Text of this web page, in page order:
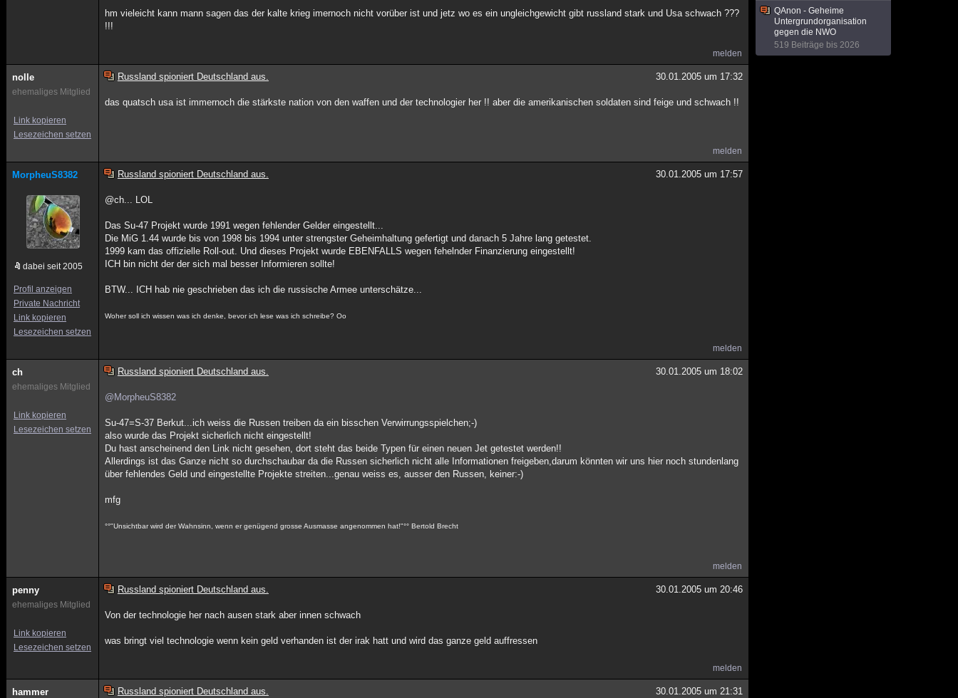
hm vieleicht kann mann sagen das der kalte krieg imernoch nicht vorüber ist und jetz wo es ein ungleichgewicht gibt russland stark und Usa schwach ???
!!!
melden
nolle
ehemaliges Mitglied
Link kopieren
Lesezeichen setzen
Russland spioniert Deutschland aus. 30.01.2005 um 17:32
das quatsch usa ist immernoch die stärkste nation von den waffen und der technologier her !! aber die amerikanischen soldaten sind feige und schwach !!
melden
MorpheuS8382
dabei seit 2005
Profil anzeigen
Private Nachricht
Link kopieren
Lesezeichen setzen
Russland spioniert Deutschland aus. 30.01.2005 um 17:57
@ch... LOL
Das Su-47 Projekt wurde 1991 wegen fehlender Gelder eingestellt...
Die MiG 1.44 wurde bis von 1998 bis 1994 unter strengster Geheimhaltung gefertigt und danach 5 Jahre lang getestet.
1999 kam das offizielle Roll-out. Und dieses Projekt wurde EBENFALLS wegen fehelnder Finanzierung eingestellt!
ICH bin nicht der der sich mal besser Informieren sollte!
BTW... ICH hab nie geschrieben das ich die russische Armee unterschätze...
Woher soll ich wissen was ich denke, bevor ich lese was ich schreibe? Oo
melden
ch
ehemaliges Mitglied
Link kopieren
Lesezeichen setzen
Russland spioniert Deutschland aus. 30.01.2005 um 18:02
@MorpheuS8382
Su-47=S-37 Berkut...ich weiss die Russen treiben da ein bisschen Verwirrungsspielchen;-)
also wurde das Projekt sicherlich nicht eingestellt!
Du hast anscheinend den Link nicht gesehen, dort steht das beide Typen für einen neuen Jet getestet werden!!
Allerdings ist das Ganze nicht so durchschaubar da die Russen sicherlich nicht alle Informationen freigeben,darum könnten wir uns hier noch stundenlang
über fehlendes Geld und eingestellte Projekte streiten...genau weiss es, ausser den Russen, keiner:-)
mfg
°°"Unsichtbar wird der Wahnsinn, wenn er genügend grosse Ausmasse angenommen hat!"°° Bertold Brecht
melden
penny
ehemaliges Mitglied
Link kopieren
Lesezeichen setzen
Russland spioniert Deutschland aus. 30.01.2005 um 20:46
Von der technologie her nach ausen stark aber innen schwach
was bringt viel technologie wenn kein geld verhanden ist der irak hatt und wird das ganze geld auffressen
melden
hammer Russland spioniert Deutschland aus. 30.01.2005 um 21:31
QAnon - Geheime
Untergrundorganisation
gegen die NWO
519 Beiträge bis 2026